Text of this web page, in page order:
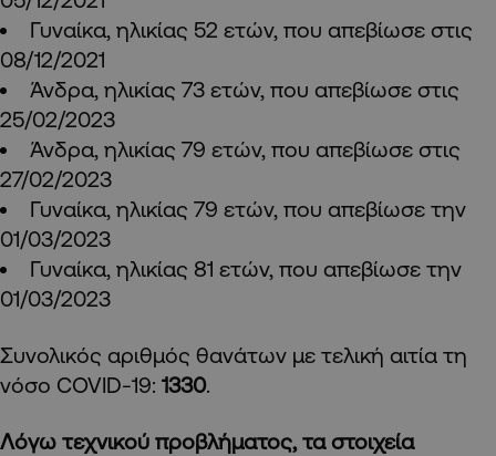
Γυναίκα, ηλικίας 52 ετών, που απεβίωσε στις
08/12/2021
Άνδρα, ηλικίας 73 ετών, που απεβίωσε στις
25/02/2023
Άνδρα, ηλικίας 79 ετών, που απεβίωσε στις
27/02/2023
Γυναίκα, ηλικίας 79 ετών, που απεβίωσε την
01/03/2023
Γυναίκα, ηλικίας 81 ετών, που απεβίωσε την
01/03/2023
Συνολικός αριθμός θανάτων με τελική αιτία τη
νόσο COVID-19: 1330.
Λόγω τεχνικού προβλήματος, τα στοιχεία